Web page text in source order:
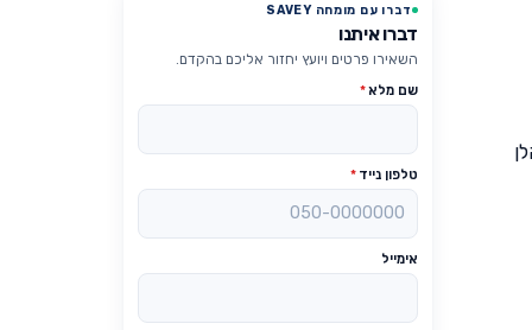
דברו עם מומחה SAVEY
דברו איתנו
השאירו פרטים ויועץ יחזור אליכם בהקדם.
שם מלא*
טלפון נייד *
אימייל